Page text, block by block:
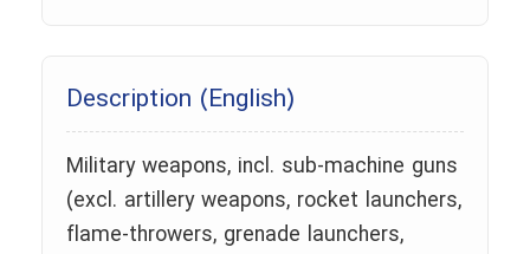
Description (English)
Military weapons, incl. sub-machine guns
(excl. artillery weapons, rocket launchers,
flame-throwers, grenade launchers,